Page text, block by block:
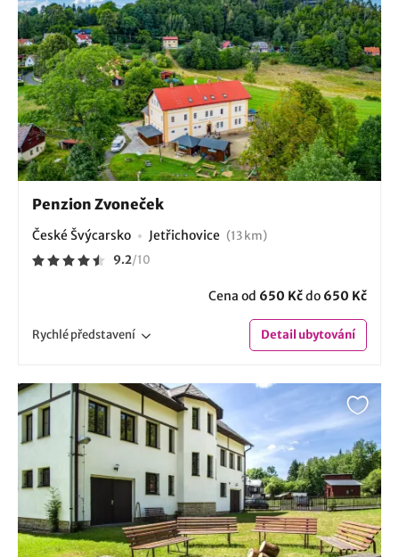
Penzion Zvoneček
České Švýcarsko Jetřichovice (13 km)
9.2/10
Cena od 650 Kčdo 650 Kč
Rychlépředstavení Detailubytování